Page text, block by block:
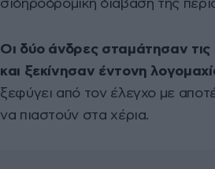
σιδηροδρομική διάβαση της
Οι δύο άνδρες σταμάτησαν τις
και ξεκίνησαν έντονη
ξεφύγει από τον έλεγχο με
να πιαστούν στα χέρια.